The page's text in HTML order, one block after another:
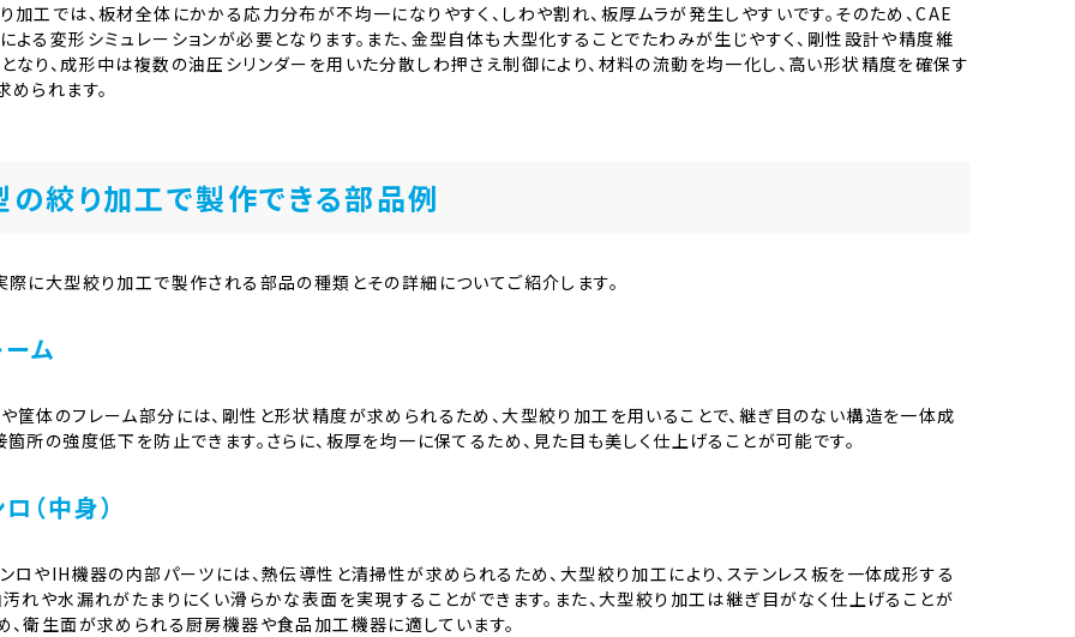
加工では、板材全体にかかる応力分布が不均一になりやすく、しわや割れ、板厚ムラが発生しやすいです。そのため、CAE
よる変形シミュレーションが必要となります。また、金型自体も大型化することでたわみが生じやすく、剛性設計や精度維
なり、成形中は複数の油圧シリンダーを用いた分散しわ押さえ制御により、材料の流動を均一化し、高い形状精度を確保す
められます。
の絞り加工で製作できる部品例
際に大型絞り加工で製作される部品の種類とその詳細についてご紹介します。
ム
筐体のフレーム部分には、剛性と形状精度が求められるため、大型絞り加工を用いることで、継ぎ目のない構造を一体成
箇所の強度低下を防止できます。さらに、板厚を均一に保てるため、見た目も美しく仕上げることが可能です。
（中身）
ロやIH機器の内部パーツには、熱伝導性と清掃性が求められるため、大型絞り加工により、ステンレス板を一体成形する
汚れや水漏れがたまりにくい滑らかな表面を実現することができます。また、大型絞り加工は継ぎ目がなく仕上げることが
、衛生面が求められる厨房機器や食品加工機器に適しています。